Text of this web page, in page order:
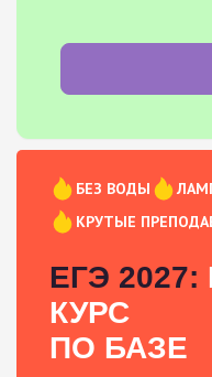
БЕЗ ВОДЫ
КРУТЫЕ
ЕГЭ 2027:
КУРС
ПО БАЗЕ